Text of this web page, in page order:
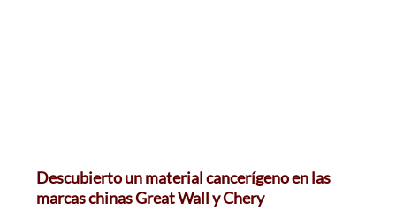
Descubierto un material cancerígeno en las
marcas chinas Great Wall y Chery